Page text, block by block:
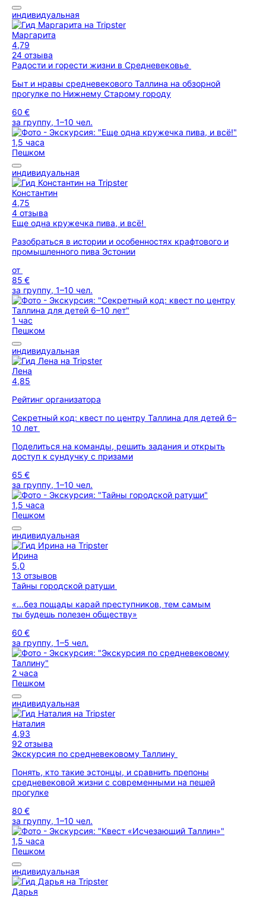
индивидуальная
Маргарита
4,79
24 отзыва
Радости и горести жизни в Средневековье
Быт и нравы средневекового Таллина на обзорной
прогулке по Нижнему Старому городу
60 €
за группу, 1–10 чел.
1,5 часа
Пешком
индивидуальная
Константин
4,75
4 отзыва
Еще одна кружечка пива, и всё!
Разобраться в истории и особенностях крафтового и
промышленного пива Эстонии
от
85 €
за группу, 1–10 чел.
1 час
Пешком
индивидуальная
Лена
4,85
Рейтинг организатора
Секретный код: квест по центру Таллина для детей 6–
10 лет
Поделиться на команды, решить задания и открыть
доступ к сундучку с призами
65 €
за группу, 1–10 чел.
1,5 часа
Пешком
индивидуальная
Ирина
5,0
13 отзывов
Тайны городской ратуши
«...без пощады карай преступников, тем самым
ты будешь полезен обществу»
60 €
за группу, 1–5 чел.
2 часа
Пешком
индивидуальная
Наталия
4,93
92 отзыва
Экскурсия по средневековому Таллину
Понять, кто такие эстонцы, и сравнить препоны
средневековой жизни с современными на пешей
прогулке
80 €
за группу, 1–10 чел.
1,5 часа
Пешком
индивидуальная
Дарья